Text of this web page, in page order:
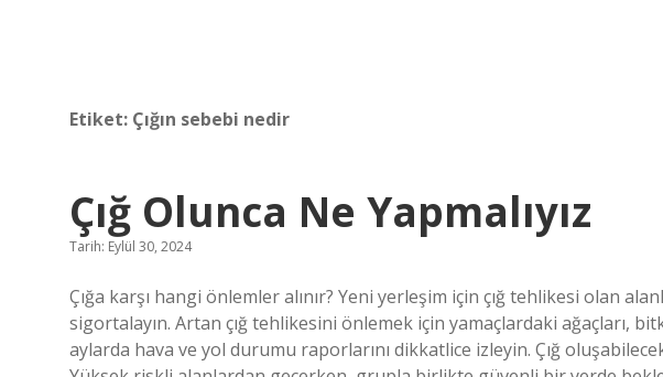
Etiket: Çığın sebebi nedir
Çığ Olunca Ne Yapmalıyız
Tarih: Eylül 30, 2024
Çığa karşı hangi önlemler alınır? Yeni yerleşim için çığ tehlikesi olan
sigortalayın. Artan çığ tehlikesini önlemek için yamaçlardaki ağaçları,
aylarda hava ve yol durumu raporlarını dikkatlice izleyin. Çığ